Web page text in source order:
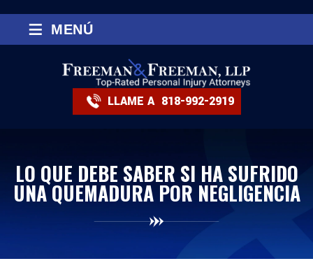
LLAME A 818-992-2919
≡ MENÚ
LO QUE DEBE SABER SI HA SUFRIDO
UNA QUEMADURA POR NEGLIGENCIA